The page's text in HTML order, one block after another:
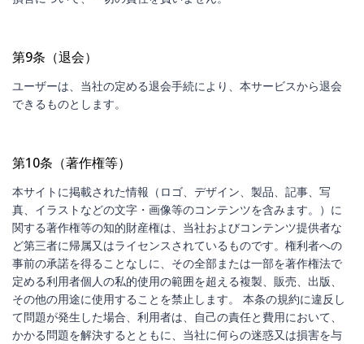
第9条（退会）
ユーザーは、当社の定める退会手続により、本サービスから退会
できるものとします。
第10条（著作権等）
本サイトに掲載された情報（ロゴ、デザイン、製品、記事、写
真、イラストなどの文字・画像等のコンテンツを含みます。）に
関する著作権等の知的財産権は、当社およびコンテンツ提供者な
ど第三者に帰属又はライセンスされているものです。権利者への
事前の承諾を得ることなしに、その全部または一部を著作権法で
定める利用者個人の私的使用の範囲を超える複製、販売、出版、
その他の用途に使用することを禁止します。 本条の規約に違反し
て問題が発生した場合、利用者は、自己の責任と費用において、
かかる問題を解決するとともに、当社に何らの迷惑又は損害を与